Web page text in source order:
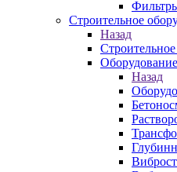
Строительное
Назад
Назад